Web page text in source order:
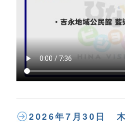
2026年7月30日 木